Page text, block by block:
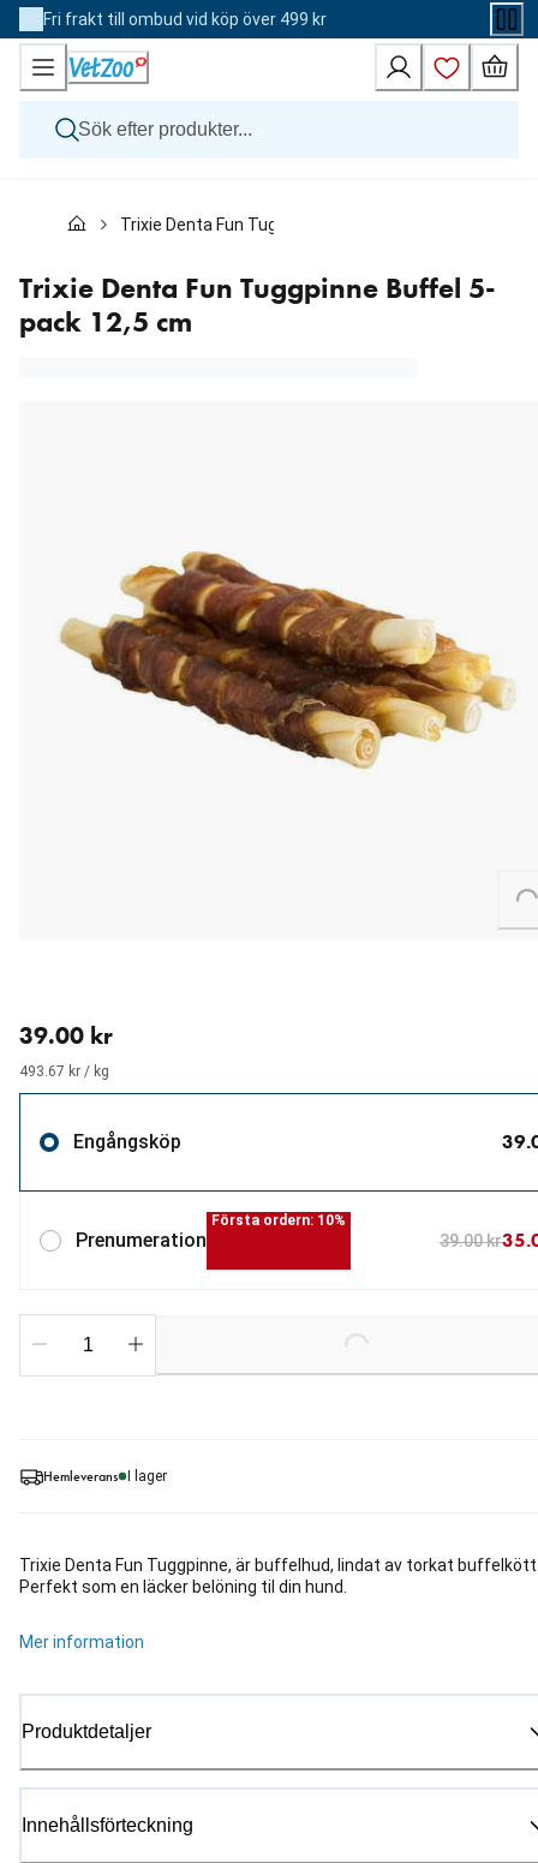
Skip
to
Content
Fri frakt till ombud vid köp över 499 kr
Katt
Veterinärfoder
Varumärken
Nyheter
Trixie Denta Fun Tuggpinne Buffel 5-pack 12,5 cm
Trixie Denta Fun Tuggpinne Buffel 5-
pack 12,5 cm
Loading...
Hemleverans I lager
Trixie Denta Fun Tuggpinne, är buffelhud, lindat av torkat
Perfekt som en läcker belöning til din hund.
Mer information
Produktdetaljer
Innehållsförteckning
39.00 kr
493.67 kr / kg
Engångsköp
Prenumeration
Första ordern: 10%
39.00 kr
Loading...